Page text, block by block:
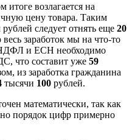
итоге возлагается на
цену товара. Таким
следует отнять еще 20
заработок мы на что-то
и ЕСН необходимо
что составит уже 59
из заработка гражданина
тысячи 100 рублей.
математически, так как
порядок цифр примерно